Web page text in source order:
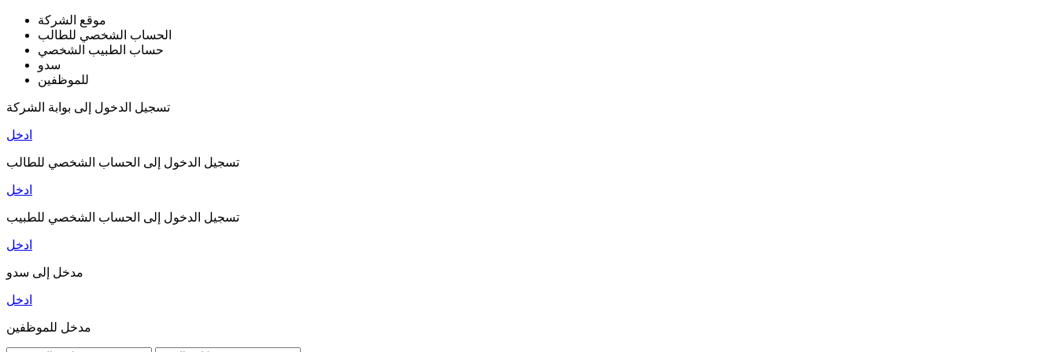
موقع الشركة
الحساب الشخصي للطالب
حساب الطبيب الشخصي
سدو
للموظفين
تسجيل الدخول إلى بوابة الشركة
ادخل
تسجيل الدخول إلى الحساب الشخصي للطالب
ادخل
تسجيل الدخول إلى الحساب الشخصي للطبيب
ادخل
مدخل إلى سدو
ادخل
مدخل للموظفين